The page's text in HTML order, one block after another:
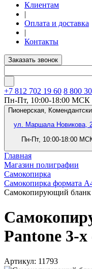
Клиентам
|
Оплата и доставка
|
Контакты
Заказать звонок
+7 812 702 19 60 8 800
Пн-Пт, 10:00-18:00 МСК
Пионерская,
ул. Маршала Новикова,
Пн-Пт, 10:00-18:00
Главная
Магазин полиграфии
Самокопирка
Самокопирка формата
Самокопирующий
Pantone 3-
Артикул: 11793